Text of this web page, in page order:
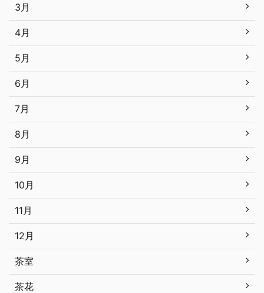
3月
4月
5月
6月
7月
8月
9月
10月
11月
12月
茶室
茶花